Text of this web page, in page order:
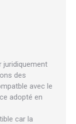
juridiquement
des
avec le
adopté en
car la